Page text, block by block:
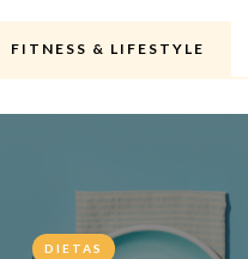
FITNESS & LIFESTYLE
DIETAS